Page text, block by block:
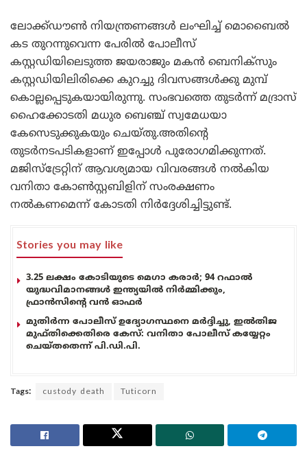
ലോക്ക്ഡൗൺ നിയന്ത്രണങ്ങൾ ലംഘിച്ച് മൊബൈൽ
കട തുറന്നുവെന്ന പേരിൽ പോലീസ്
കസ്റ്റഡിയിലെടുത്ത ജയരാജും മകൻ ബെനിക്സും
കസ്റ്റഡിയിലിരിക്കെ കുറച്ചു ദിവസങ്ങൾക്കു മുമ്പ്
കൊല്ലപ്പെടുകയായിരുന്നു. സംഭവത്തെ തുടർന്ന് മദ്രാസ്
ഹൈക്കോടതി മധുര ബെഞ്ച് സ്വമേധയാ
കേസെടുക്കുകയും ചെയ്തു.അതിന്റെ
തുടർനടപടികളാണ് ഇപ്പോൾ പുരോഗമിക്കുന്നത്.
മജിസ്ട്രേറ്റിന് ആവശ്യമായ വിവരങ്ങൾ നൽകിയ
വനിതാ കോൺസ്റ്റബിളിന് സംരക്ഷണം
നൽകണമെന്ന് കോടതി നിർദ്ദേശിച്ചിട്ടുണ്ട്.
Stories you may like
3.25 ലക്ഷം കോടിയുടെ മെഗാ കരാർ; 94 റഫാൽ
യുദ്ധവിമാനങ്ങൾ ഇന്ത്യയിൽ നിർമ്മിക്കും,
ഫ്രാൻസിന്റെ വൻ ഓഫർ
മുതിർന്ന പോലീസ് ഉദ്യോഗസ്ഥനെ മർദ്ദിച്ചു, ഇൽതിജ
മുഫ്തിക്കെതിരെ കേസ്: വനിതാ പോലീസ് കയ്യേറ്റം
ചെയ്തതെന്ന് പി.ഡി.പി.
Tags: custody death Tuticorn